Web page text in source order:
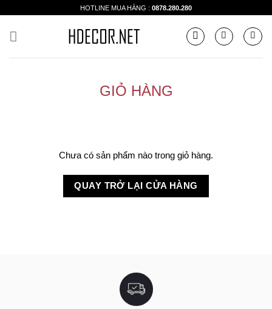
content
HOTLINE MUA HÀNG : 0878.280.280
GIỎ HÀNG
Chưa có sản phẩm nào trong giỏ hàng.
QUAY TRỞ LẠI CỬA HÀNG